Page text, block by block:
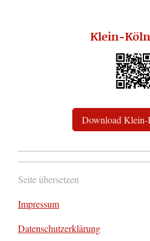
Klein-
Download
Seite übersetzen
Impressum
Datenschutzerklärung